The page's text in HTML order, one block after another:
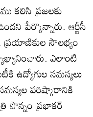
కలిసి ప్రజలకు
పేర్కొన్నారు. ఆర్టీసీ
ప్రయాణికుల సౌలభ్యం
ఎలాంటి
ఉద్యోగుల సమస్యలు
పరిష్కారానికి
పొన్నం ప్రభాకర్